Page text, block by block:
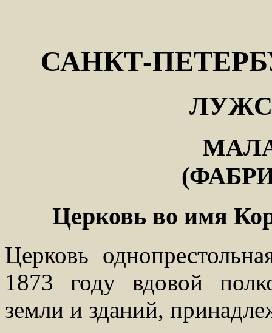
САНКТ-
Церковь во имя
Церковь
1873 году вдовой
земли и зданий,